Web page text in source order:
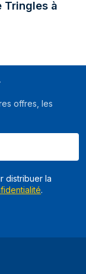
Tringles à
offres, les
distribuer la
.